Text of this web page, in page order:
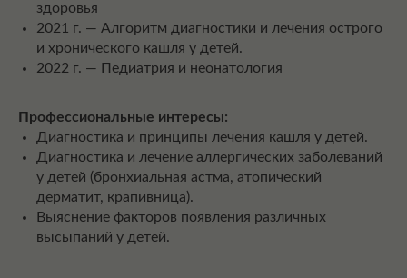
здоровья
2021 г. — Алгоритм диагностики и лечения острого
и хронического кашля у детей.
2022 г. — Педиатрия и неонатология
Профессиональные интересы:
Диагностика и принципы лечения кашля у детей.
Диагностика и лечение аллергических заболеваний
у детей (бронхиальная астма, атопический
дерматит, крапивница).
Выяснение факторов появления различных
высыпаний у детей.